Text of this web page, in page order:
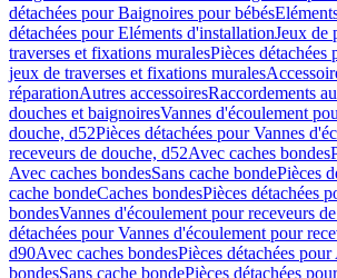
détachées pour Baignoires pour bébés
détachées pour Eléments d'installationJeux de
traverses et fixations muralesPièces détachées
jeux de traverses et fixations murales
réparationAutres accessoiresRaccordements
douches et baignoiresVannes d'écoulement
douche, d52Pièces détachées pour Vannes
receveurs de douche, d52Avec caches bondes
Avec caches bondesSans cache bondePièces
cache bondeCaches bondesPièces détachées
bondesVannes d'écoulement pour receveurs
détachées pour Vannes d'écoulement pour
d90Avec caches bondesPièces détachées
bondesSans cache bondePièces détachées